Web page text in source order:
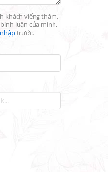
khách viếng thăm.
luận của mình,
trước.